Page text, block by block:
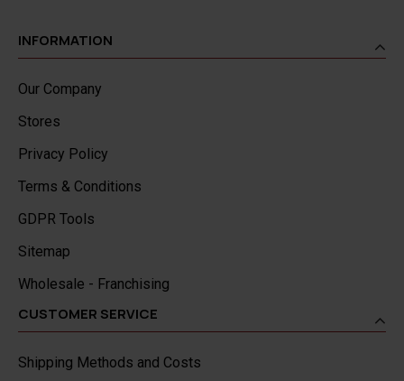
INFORMATION
Our Company
Stores
Privacy Policy
Terms & Conditions
GDPR Tools
Sitemap
Wholesale - Franchising
CUSTOMER SERVICE
Shipping Methods and Costs